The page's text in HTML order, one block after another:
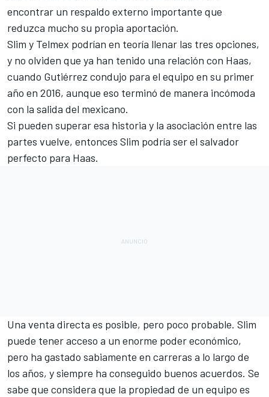
encontrar un respaldo externo importante que
reduzca mucho su propia aportación.
Slim y Telmex podrían en teoría llenar las tres opciones,
y no olviden que ya han tenido una relación con Haas,
cuando Gutiérrez condujo para el equipo en su primer
año en 2016, aunque eso terminó de manera incómoda
con la salida del mexicano.
Si pueden superar esa historia y la asociación entre las
partes vuelve, entonces Slim podría ser el salvador
perfecto para Haas.
Una venta directa es posible, pero poco probable. Slim
puede tener acceso a un enorme poder económico,
pero ha gastado sabiamente en carreras a lo largo de
los años, y siempre ha conseguido buenos acuerdos. Se
sabe que considera que la propiedad de un equipo es